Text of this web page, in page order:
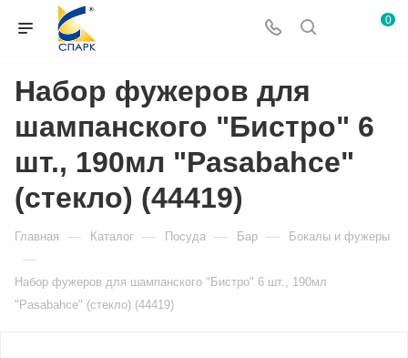
0
Набор фужеров для
шампанского "Бистро" 6
шт., 190мл "Pasabahce"
(стекло) (44419)
Главная — Каталог — Посуда — Бар — Бокалы и фужеры
—
Набор фужеров для шампанского "Бистро" 6 шт., 190мл
"Pasabahce" (стекло) (44419)